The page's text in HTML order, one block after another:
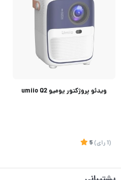
ویدئو پروژکتور یومیو umiio Q2
(1 رای)
5